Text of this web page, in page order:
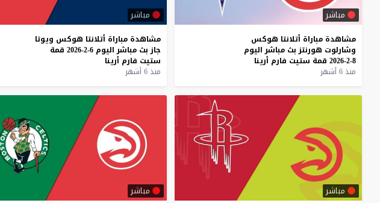
مباشر
مشاهدة مباراة أتلانتا هوكس
وشارلوت هورنتز بث مباشر اليوم
8-2-2026
قمة ستيت فارم أرينا
منذ 6 أشهر
مباشر
مشاهدة مباراة أتلانتا هوكس ويوتا
جاز بث مباشر اليوم 6-2-2026
قمة
ستيت فارم أرينا
منذ 6 أشهر
مباشر مباشر